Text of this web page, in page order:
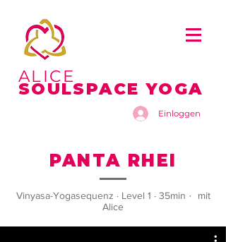
ALICE
SOULSPACE YOGA
Einloggen
PANTA RHEI
Vinyasa-Yogasequenz · Level 1 · 35min · mit
Alice